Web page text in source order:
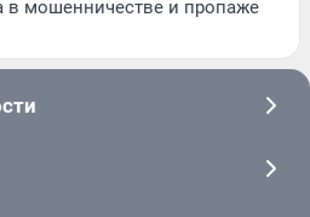
в мошенничестве и пропаже